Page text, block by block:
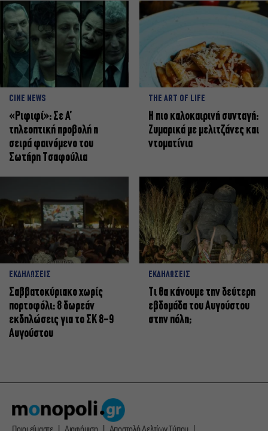
CINE NEWS
«Ριφιφί»: Σε Α’
τηλεοπτική προβολή η
σειρά φαινόμενο του
Σωτήρη Τσαφούλια
THE ART OF LIFE
Η πιο καλοκαιρινή συνταγή:
Ζυμαρικά με μελιτζάνες και
ντοματίνια
ΕΚΔΗΛΩΣΕΙΣ
Σαββατοκύριακο χωρίς
πορτοφόλι: 8 δωρεάν
εκδηλώσεις για το ΣΚ 8-9
Αυγούστου
ΕΚΔΗΛΩΣΕΙΣ
Τι θα κάνουμε την δεύτερη
εβδομάδα του Αυγούστου
στην πόλη;